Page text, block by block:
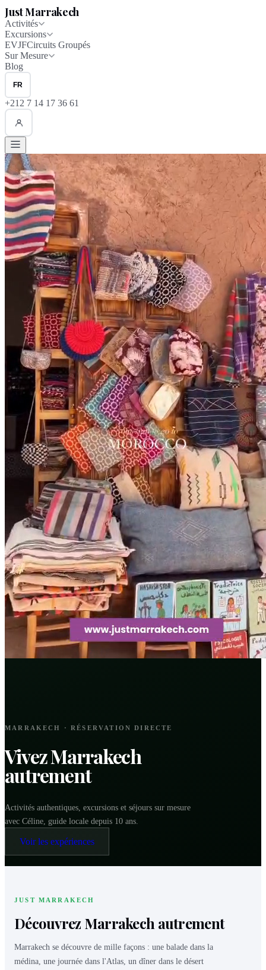
Just Marrakech
Activités
Excursions
EVJFCircuits Groupés
Sur Mesure
Blog
FR
+212 7 14 17 36 61
MARRAKECH · RÉSERVATION DIRECTE
Vivez Marrakech
autrement
Activités authentiques, excursions et séjours sur mesure
avec Céline, guide locale depuis 10 ans.
Voir les expériences
JUST MARRAKECH
Découvrez Marrakech autrement
Marrakech se découvre de mille façons : une balade dans la
médina, une journée dans l'Atlas, un dîner dans le désert